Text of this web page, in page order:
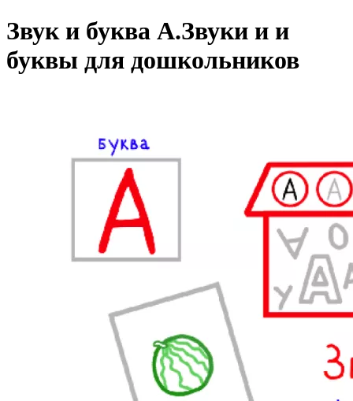
Звук и буква А.Звуки и и
буквы для дошкольников